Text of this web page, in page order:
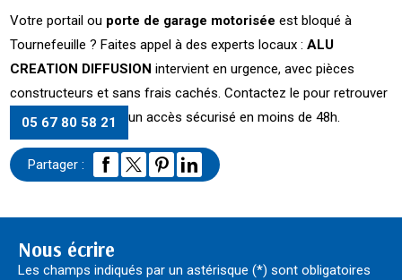
Votre portail ou porte de garage motorisée est bloqué à
Tournefeuille ? Faites appel à des experts locaux :ALU
CREATION DIFFUSION intervient en urgence, avec pièces
constructeurs et sans frais cachés. Contactez le
05 67 80 58 21
pour retrouver
un accès sécurisé en moins de 48h.
Partager :
Nous écrire
Les champs indiqués par un astérisque (*) sont obligatoires